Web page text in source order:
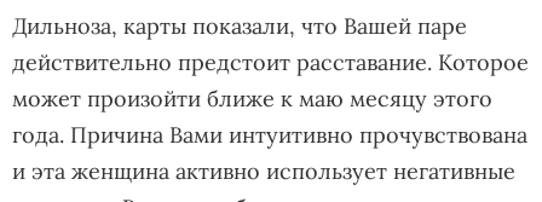
Дильноза, карты показали, что Вашей паре
действительно предстоит расставание. Которое
может произойти ближе к маю месяцу этого
года. Причина Вами интуитивно прочувствована
и эта женщина активно использует негативные